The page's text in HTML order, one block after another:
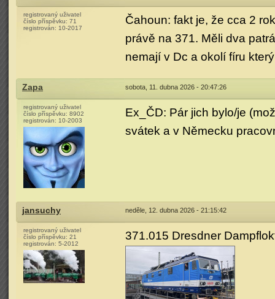
registrovaný uživatel
číslo příspěvku: 71
registrován: 10-2017
Čahoun: fakt je, že cca 2
právě na 371. Měli dva
nemají v Dc a okolí fíru
Zapa sobota, 11. dubna 2026 - 20:47:26
registrovaný uživatel
číslo příspěvku: 8902
registrován: 10-2003
Ex_ČD: Pár jich bylo/je
svátek a v Německu
jansuchy neděle, 12. dubna 2026 - 21:15:42
registrovaný uživatel
číslo příspěvku: 21
registrován: 5-2012
371.015 Dresdner